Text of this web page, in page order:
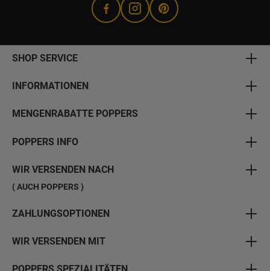
SHOP SERVICE
INFORMATIONEN
MENGENRABATTE POPPERS
POPPERS INFO
WIR VERSENDEN NACH
( AUCH POPPERS )
ZAHLUNGSOPTIONEN
WIR VERSENDEN MIT